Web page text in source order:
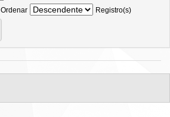
Ordenar
Registro(s)